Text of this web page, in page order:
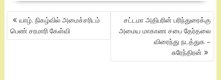
POST
NAVIGATION
யாழ். நிகழ்வில் அமைச்சரிடம்
பெண் சரமாரி கேள்வி
சட்டமா அதிபரின் பரிந்துரைக்கு
அமைய மாகாண சபை தேர்தலை
விரைந்து நடத்துக –
சுரேந்திரன்